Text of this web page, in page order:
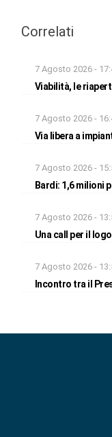
Correlati
7 Agosto 2026 -
Viabilità, le
7 Agosto 2026 -
Via libera a
7 Agosto 2026 -
Bardi: 1,6 milioni
7 Agosto 2026 -
Una call per il
7 Agosto 2026 -
Incontro tra il